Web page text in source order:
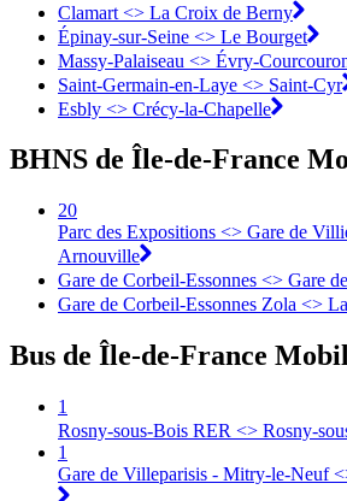
Clamart <>︎ La Croix de Berny
Épinay-sur-Seine <>︎ Le Bourget
Massy-Palaiseau <> Évry-
Saint-Germain-en-Laye <>︎ Saint-Cyr
Esbly <> Crécy-la-Chapelle
BHNS de Île-de-France
20
Parc des Expositions <> Gare de
Arnouville
Gare de Corbeil-Essonnes <> Gare
Gare de Corbeil-Essonnes Zola <>
Bus de Île-de-France
1
Rosny-sous-Bois RER <> Rosny-
1
Gare de Villeparisis - Mitry-le-Neuf